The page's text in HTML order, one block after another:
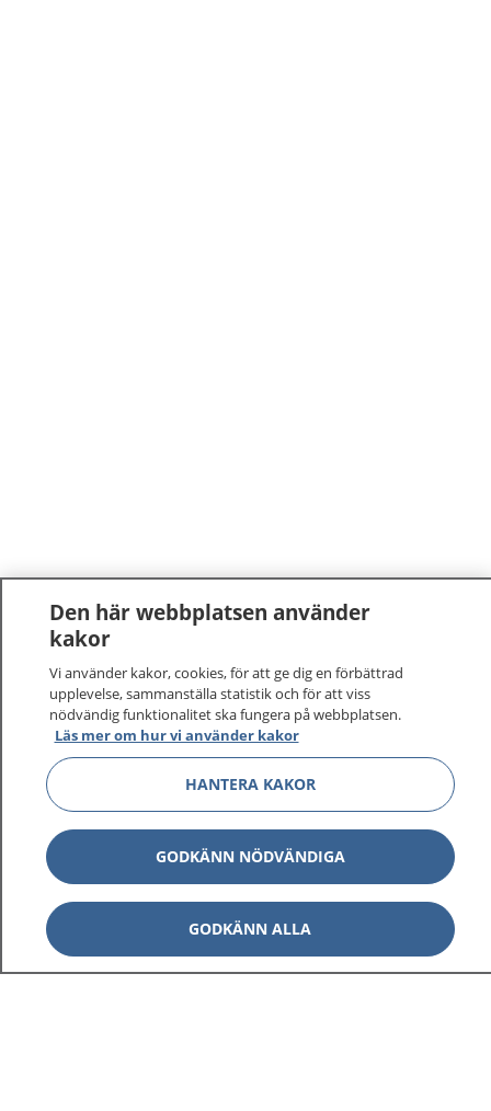
Den här webbplatsen använder
kakor
Vi använder kakor, cookies, för att ge dig en förbättrad
upplevelse, sammanställa statistik och för att viss
nödvändig funktionalitet ska fungera på webbplatsen.
Läs mer om hur vi använder kakor
HANTERA KAKOR
GODKÄNN NÖDVÄNDIGA
GODKÄNN ALLA